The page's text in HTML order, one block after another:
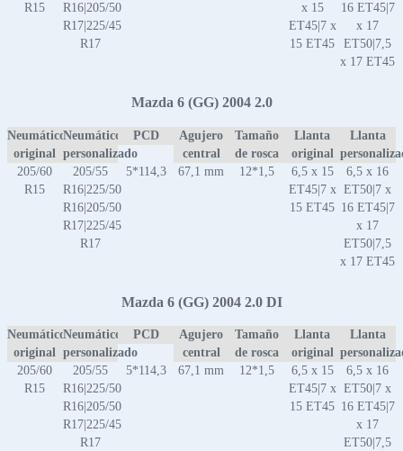
R15
R16|205/50
R17|225/45
R17
x 15
ET45|7 x
15 ET45
16 ET45|7
x 17
ET50|7,5
x 17 ET45
Mazda 6 (GG) 2004 2.0
Neumático
original
Neumático
personalizado
PCD
Agujero
central
Tamaño
de rosca
Llanta
original
Llanta
205/60
R15
205/55
R16|225/50
R16|205/50
R17|225/45
R17
5*114,3 67,1 mm 12*1,5
6,5 x 15
ET45|7 x
15 ET45
6,5 x 16
ET50|7 x
16 ET45|7
x 17
ET50|7,5
x 17 ET45
Mazda 6 (GG) 2004 2.0 DI
Neumático
original
Neumático
personalizado
PCD
Agujero
central
Tamaño
de rosca
Llanta
original
Llanta
205/60
R15
205/55
R16|225/50
R16|205/50
R17|225/45
R17
5*114,3 67,1 mm 12*1,5
6,5 x 15
ET45|7 x
15 ET45
6,5 x 16
ET50|7 x
16 ET45|7
x 17
ET50|7,5